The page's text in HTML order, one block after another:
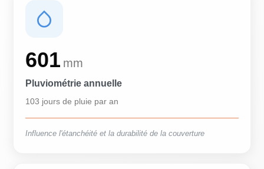
601 mm
Pluviométrie annuelle
103 jours de pluie par an
Influence l'étanchéité et la durabilité de la couverture